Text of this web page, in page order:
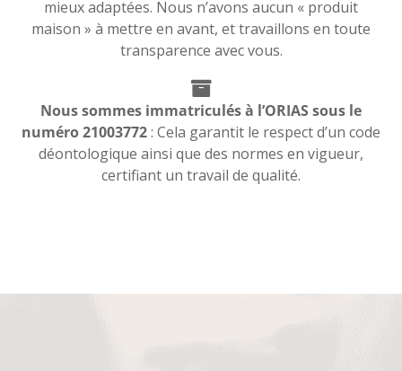
mieux adaptées. Nous n’avons aucun « produit
maison » à mettre en avant, et travaillons en toute
transparence avec vous.
Nous sommes immatriculés à l’ORIAS sous le
numéro 21003772: Cela garantit le respect d’un code
déontologique ainsi que des normes en vigueur,
certifiant un travail de qualité.